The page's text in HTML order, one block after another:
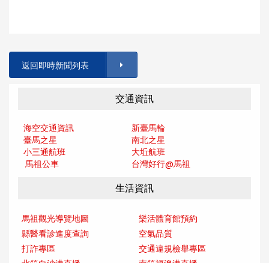
返回即時新聞列表
交通資訊
海空交通資訊
新臺馬輪
臺馬之星
南北之星
小三通航班
大坵航班
馬祖公車
台灣好行@馬祖
生活資訊
馬祖觀光導覽地圖
樂活體育館預約
縣醫看診進度查詢
空氣品質
打詐專區
交通違規檢舉專區